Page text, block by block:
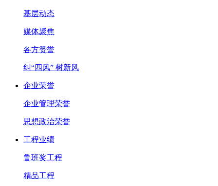
基层动态
媒体聚焦
各方赞誉
纠“四风” 树新风
企业荣誉
企业管理荣誉
思想政治荣誉
工程业绩
鲁班奖工程
精品工程